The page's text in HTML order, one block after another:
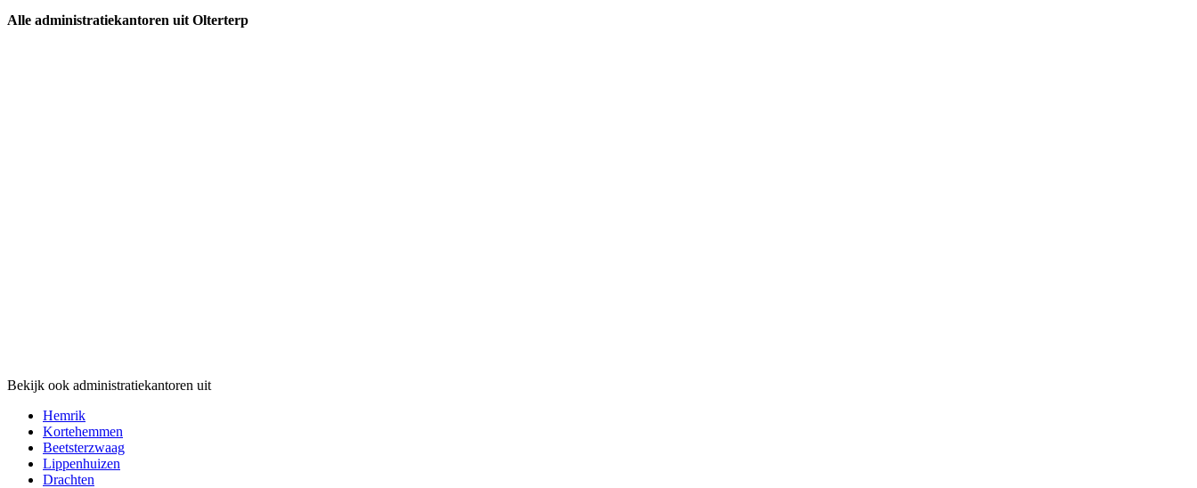
Alle administratiekantoren uit Olterterp
Bekijk ook administratiekantoren uit
Hemrik
Kortehemmen
Beetsterzwaag
Lippenhuizen
Drachten